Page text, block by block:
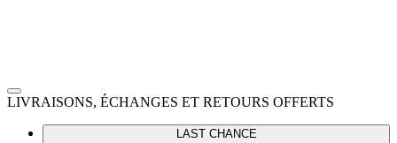
LIVRAISONS, ÉCHANGES ET RETOURS OFFERTS
LAST CHANCE